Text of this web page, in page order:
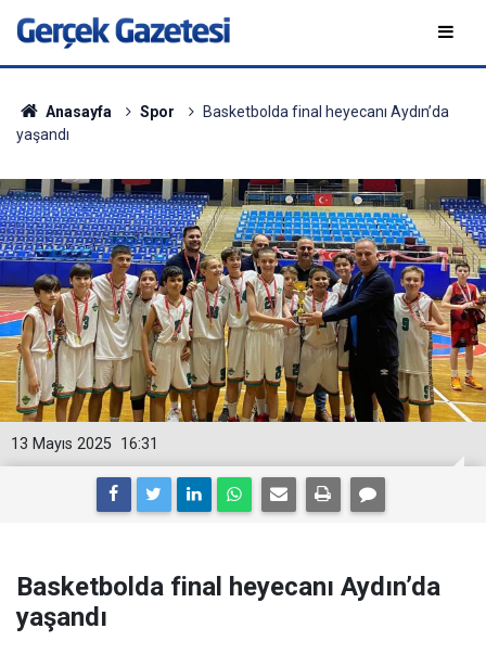
Anasayfa Spor
Basketbolda final heyecanı Aydın’da
yaşandı
16:31
13 Mayıs 2025
Basketbolda final heyecanı Aydın’da
yaşandı